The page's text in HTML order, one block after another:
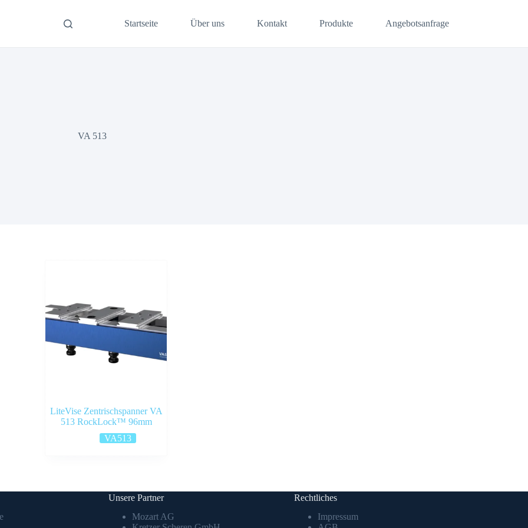
Startseite Über uns Kontakt Produkte Angebotsanfrage
VA 513
LiteVise Zentrischspanner VA
513 RockLock™ 96mm
VA513
Unsere Partner
Mozart AG
Rechtliches
Impressum